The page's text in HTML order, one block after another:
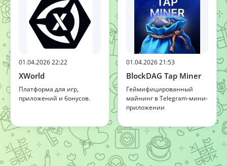
01.04.2026 22:22
XWorld
Платформа для игр,
приложений и бонусов.
01.04.2026 21:53
BlockDAG Tap Miner
Геймифицированный
майнинг в Telegram-мини-
приложении